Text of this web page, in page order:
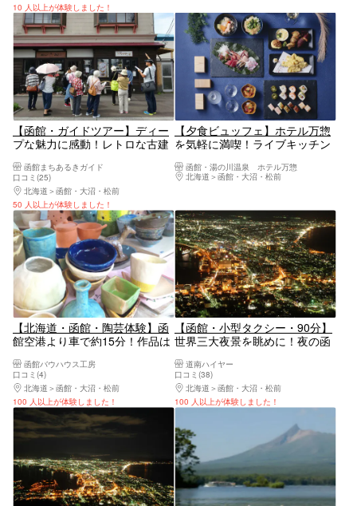
10 人以上が体験しました！
【函館・ガイドツアー】ディー
プな魅力に感動！レトロな古建
函館まちあるきガイド
口コミ(25)
北海道
函館・大沼・松前
50 人以上が体験しました！
【夕食ビュッフェ】ホテル万惣
を気軽に満喫！ライブキッチン
函館・湯の川温泉 ホテル万惣
北海道
函館・大沼・松前
【北海道・函館・陶芸体験】函
館空港より車で約15分！作品は
陶！器やオブジェ、好きなもの
をつくろう
函館バウハウス工房
口コミ(4)
北海道
函館・大沼・松前
100 人以上が体験しました！
【函館・小型タクシー・90分】
世界三大夜景を眺めに！夜の函
道南ハイヤー
口コミ(38)
北海道
函館・大沼・松前
100 人以上が体験しました！